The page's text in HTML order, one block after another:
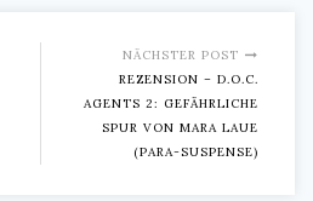
NÄCHSTER POST
REZENSION – D.O.C.
AGENTS 2: GEFÄHRLICHE
SPUR VON MARA LAUE
(PARA-SUSPENSE)